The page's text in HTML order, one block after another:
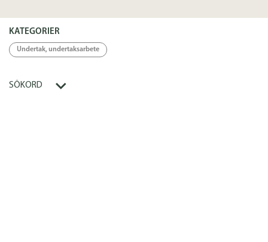
Länkar
Länk
KATEGORIER
Undertak, undertaksarbete
SÖKORD